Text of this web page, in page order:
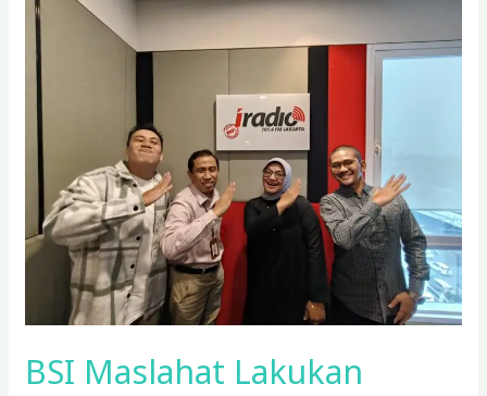
BSI Maslahat Lakukan
BSI
Maslahat
Lakukan
Talkshow
Campaign
Level
Ramadan
di
I-
Jakarta